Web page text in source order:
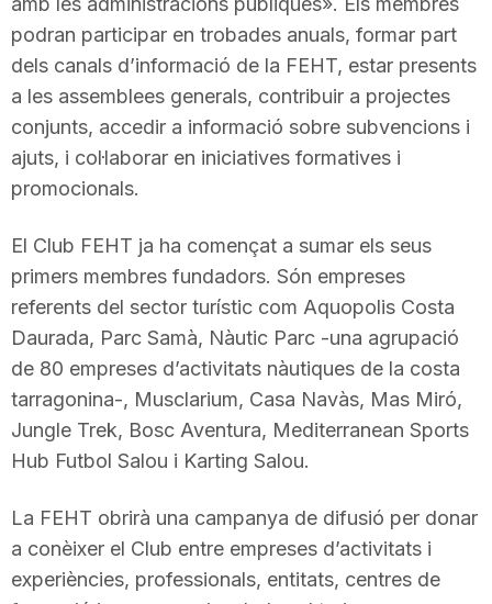
podran participar en trobades anuals, formar part
dels canals d’informació de la FEHT, estar presents
a les assemblees generals, contribuir a projectes
conjunts, accedir a informació sobre subvencions i
ajuts, i col·laborar en iniciatives formatives i
promocionals.
El Club FEHT ja ha començat a sumar els seus
primers membres fundadors. Són empreses
referents del sector turístic com Aquopolis Costa
Daurada, Parc Samà, Nàutic Parc -una agrupació
de 80 empreses d’activitats nàutiques de la costa
tarragonina-, Musclarium, Casa Navàs, Mas Miró,
Jungle Trek, Bosc Aventura, Mediterranean Sports
Hub Futbol Salou i Karting Salou.
La FEHT obrirà una campanya de difusió per donar
a conèixer el Club entre empreses d’activitats i
experiències, professionals, entitats, centres de